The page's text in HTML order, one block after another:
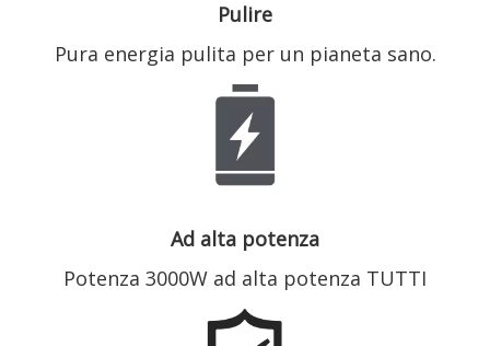
Pulire
Pura energia pulita per un pianeta sano.
Ad alta potenza
Potenza 3000W ad alta potenza TUTTI